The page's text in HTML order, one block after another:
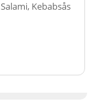
Kebabsås